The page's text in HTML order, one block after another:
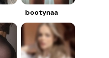
bootynaa